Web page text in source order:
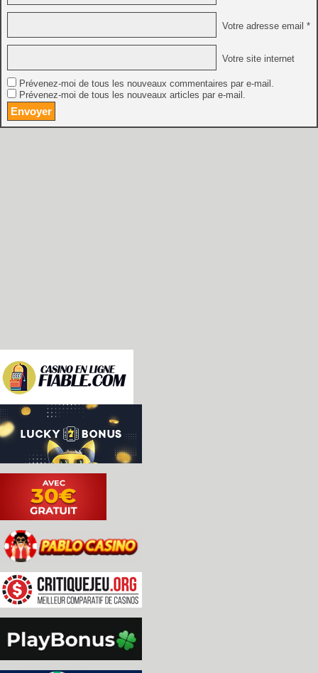
Votre adresse email *
Votre site internet
Prévenez-moi de tous les nouveaux commentaires par e-mail.
Prévenez-moi de tous les nouveaux articles par e-mail.